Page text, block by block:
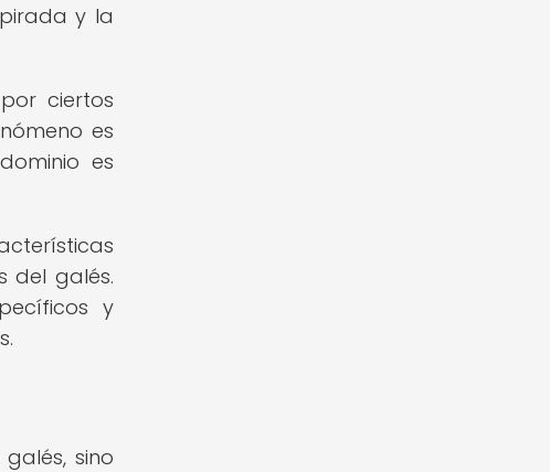
y la
ciertos
es
es
del galés.
y
sino